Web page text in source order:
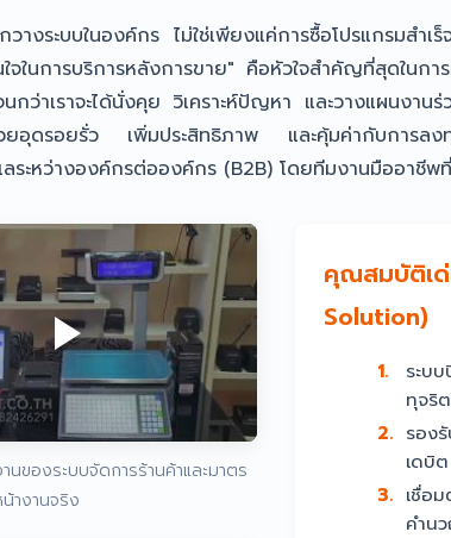
วางระบบในองค์กร ไม่ใช่เพียงแค่การซื้อโปรแกรมสำ
จในการบริการหลังการขาย" คือหัวใจสำคัญที่สุดในการ
กว่าเราจะได้นั่งคุย วิเคราะห์ปัญหา และวางแผนงา
ช่วยอุดรอยรั่ว เพิ่มประสิทธิภาพ และคุ้มค่ากับกา
ระหว่างองค์กรต่อองค์กร (B2B) โดยทีมงานมืออาชีพ
นของระบบจัดการร้านค้าและมาตร
างานจริง
คุณสมบัติเ
Solution)
1.
ระบ
ทุจริ
2. รอง
เดบิ
3. เชื่อ
คำน